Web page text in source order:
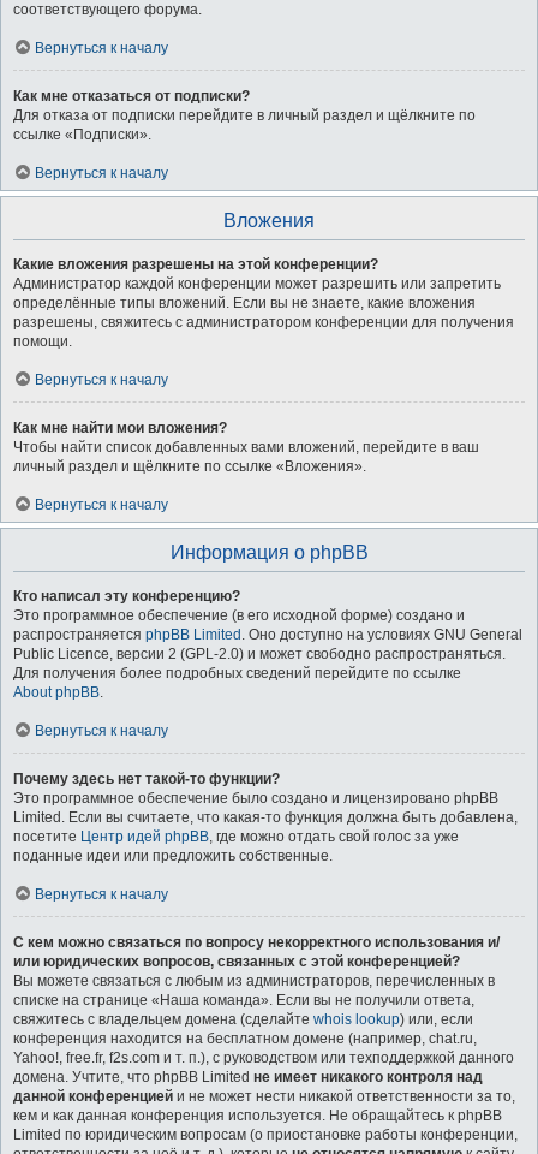
соответствующего форума.
Вернуться к началу
Как мне отказаться от подписки?
Для отказа от подписки перейдите в личный раздел и щёлкните по
ссылке «Подписки».
Вернуться к началу
Вложения
Какие вложения разрешены на этой конференции?
Администратор каждой конференции может разрешить или запретить
определённые типы вложений. Если вы не знаете, какие вложения
разрешены, свяжитесь с администратором конференции для получения
помощи.
Вернуться к началу
Как мне найти мои вложения?
Чтобы найти список добавленных вами вложений, перейдите в ваш
личный раздел и щёлкните по ссылке «Вложения».
Вернуться к началу
Информация о phpBB
Кто написал эту конференцию?
Это программное обеспечение (в его исходной форме) создано и
распространяется phpBB Limited . Оно доступно на условиях GNU General
Public Licence, версии 2 (GPL-2.0) и может свободно распространяться.
Для получения более подробных сведений перейдите по ссылке
About phpBB.
Вернуться к началу
Почему здесь нет такой-то функции?
Это программное обеспечение было создано и лицензировано phpBB
Limited. Если вы считаете, что какая-то функция должна быть добавлена,
посетите Центр идей phpBB, где можно отдать свой голос за уже
поданные идеи или предложить собственные.
Вернуться к началу
С кем можно связаться по вопросу некорректного использования и/
или юридических вопросов, связанных с этой конференцией?
Вы можете связаться с любым из администраторов, перечисленных в
списке на странице «Наша команда». Если вы не получили ответа,
свяжитесь с владельцем домена (сделайте whois lookup) или, если
конференция находится на бесплатном домене (например, chat.ru,
Yahoo!, free.fr, f2s.com и т. п.), с руководством или техподдержкой данного
домена. Учтите, что phpBB Limited не имеет никакого контроля над
данной конференцией и не может нести никакой ответственности за то,
кем и как данная конференция используется. Не обращайтесь к phpBB
Limited по юридическим вопросам (о приостановке работы конференции,